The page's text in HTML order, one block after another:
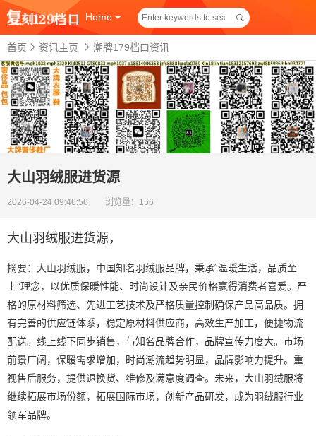
Home
首页 资讯主页 潮牌179档口资讯
大山羽绒服进货源
2026-04-24 09:46:56 浏览量：156
大山羽绒服进货源 ，
摘要：大山羽绒服，中国知名羽绒服品牌，秉承“温暖生活，品质至
上”理念，以优质保暖性能、时尚设计及亲民价格赢得消费者喜爱。严
格的原材料筛选、先进工艺技术及严格质量控制确保产品高品质。拥
有完善的供应链体系，稳定原材料供应商，高效生产加工，便捷物流
配送。线上线下同步销售，与知名品牌合作，品牌宣传力度大。市场
前景广阔，保暖需求增加，时尚潮流趋势明显，品牌影响力提升。重
视售后服务，提供退换货、维修及满意度调查。未来，大山羽绒服将
继续拓展市场份额，拓展国际市场，创新产品研发，成为羽绒服行业
领军品牌。